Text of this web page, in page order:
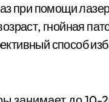
при помощи
гнойная
способ